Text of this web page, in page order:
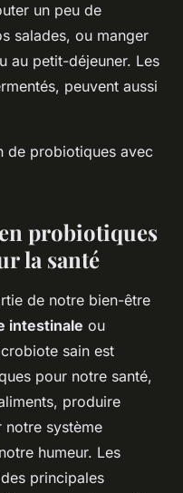
un peu de
salades, ou manger
au petit-déjeuner. Les
peuvent aussi
de probiotiques avec
probiotiques
la santé
de notre bien-être
intestinale ou
sain est
pour notre santé,
produire
notre système
humeur. Les
principales